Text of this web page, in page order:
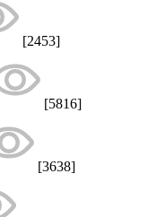
[2453]
[5816]
[3638]